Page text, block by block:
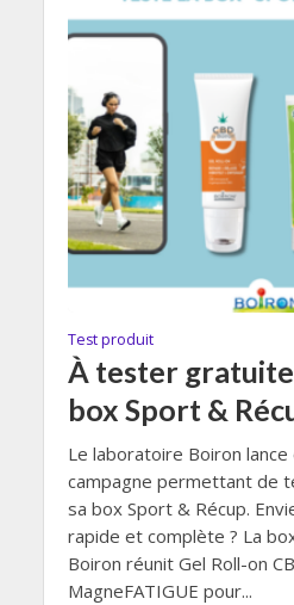
Test produit
À tester
box Sport &
Le laboratoire Boiron
campagne permettant de
sa box Sport & Récup.
rapide et complète ? La
Boiron réunit Gel Roll-on
MagneFATIGUE pour...